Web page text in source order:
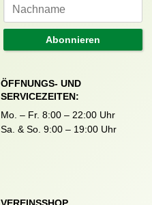
Abonnieren
ÖFFNUNGS- UND
SERVICEZEITEN:
Mo. – Fr. 8:00 – 22:00 Uhr
Sa. & So. 9:00 – 19:00 Uhr